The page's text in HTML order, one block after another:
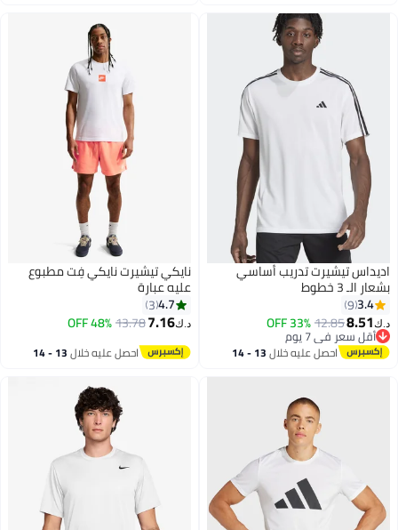
اديداس تيشيرت تدريب أساسي
بشعار الـ 3 خطوط
3.4
9
د.ك‏8.51
12.85
33% OFF
أقل سعر في 7 يوم
أقل سعر في 7 يوماحصل عليه خلال 13 - 14
نايكي تيشيرت نايكي فِت مطبوع
عليه عبارة
4.7
3
د.ك‏7.16
13.78
48% OFF
احصل عليه خلال 13 - 14